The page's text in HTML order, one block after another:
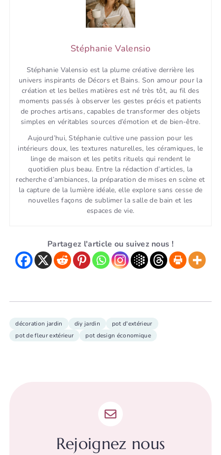
Stéphanie Valensio
Stéphanie Valensio est la plume créative derrière les
univers inspirants de Décors et Bains. Son amour pour la
création et les belles matières est né très tôt, au fil des
moments passés à observer les gestes précis et patients
de proches artisans, capables de transformer des objets
simples en véritables sources d’émotion et de bien-être.
Aujourd’hui, Stéphanie cultive une passion pour les
intérieurs doux, les textures naturelles, les céramiques, le
linge de maison et les petits rituels qui rendent le
quotidien plus beau. Entre la rédaction d’articles, la
recherche d’ambiances, la préparation de mises en scène et
la capture de la lumière idéale, elle explore sans cesse de
nouvelles façons de sublimer la salle de bain et les
espaces de vie.
Partagez l'article ou suivez nous !
décoration jardin diy jardin
pot d'extérieur
pot de fleur extérieur
pot design économique
Rejoignez nous